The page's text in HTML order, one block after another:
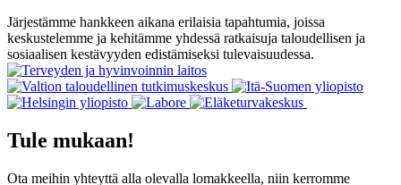
Järjestämme hankkeen aikana erilaisia tapahtumia, joissa
keskustelemme ja kehitämme yhdessä ratkaisuja taloudellisen ja
sosiaalisen kestävyyden edistämiseksi tulevaisuudessa.
Tule mukaan!
Ota meihin yhteyttä alla olevalla lomakkeella, niin kerromme